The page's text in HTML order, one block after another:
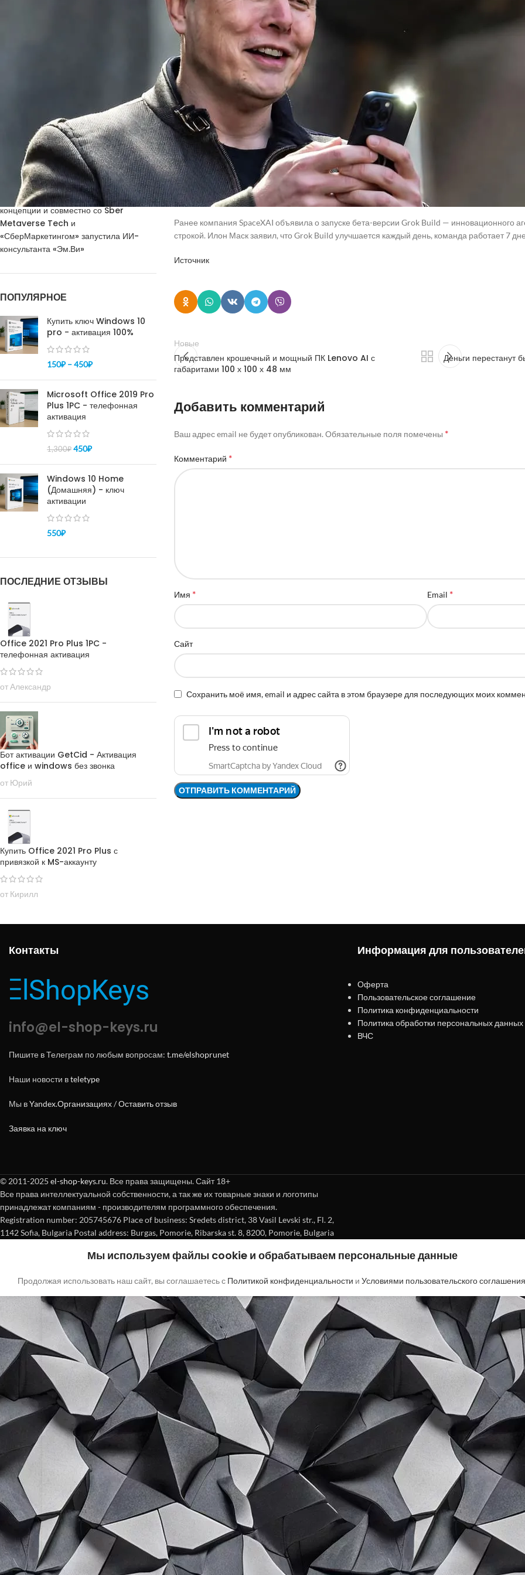
Недорогие
маршрутизаторы с поддержкой Wi-Fi 7:
TP-Link 7DR7270 и 7DR7290.
Севак записиНедорогие
маршрутизаторы с поддержкой Wi-Fi 7:
TP-Link 7DR7270 и 7DR7290.
Кириллк записи«М.Видео-
Эльдорадо» открыла магазин в новой
концепции и совместно со Sber
Metaverse Tech и
«СберМаркетингом» запустила ИИ-
консультанта «Эм.Ви»
ПОПУЛЯРНОЕ
Купить ключ Windows 10
pro - активация 100%
150₽ –450₽
Microsoft Office 2019 Pro
Plus 1PC - телефонная
активация
1,300₽ 450₽
Windows 10 Home
(Домашняя) - ключ
активации
550₽
ПОСЛЕДНИЕ ОТЗЫВЫ
Office 2021 Pro Plus 1PC -
телефонная активация
от Александр
Бот активации GetCid - Активация
office и windows без звонка
от Юрий
Купить Office 2021 Pro Plus с
привязкой к MS-аккаунту
от Кирилл
В новой версии напоминания о выходе из режима планирования больше не появляются
реализацию плана. Развернутые блоки мышления в Scrollback теперь остаются
агентом. Scrollback (или scrollback buffer) — это буфер в терминале, где сохраняется
команд), которая уже прокрутилась за пределы видимой области экрана.
Команда ` grokupdate` теперь не загружает один и тот же бинарный файл дважды, если
обновлений или проверок лидера.
Изображение
. Идентификаторы фоновых задач после `/compact` теперь
корректно ссылаться на них в последующих вызовах инструментов. Ввод `/` при активном
открывает выпадающее меню с косой чертой. Полный список изменений доступен по этой
Недавно мы писали, как пользователь попросил Grok Build сделать браузерную аркадную
интеллект самостоятельно написал код и сгенерировал через Grok Imagine
так далее.
Ранее компания SpaceXAI объявила о запуске бета-версии Grok Build — инновационного
строкой. Илон Маск заявил, что Grok Build улучшается каждый день, команда работает 7
Источник
Новые
Представлен крошечный и мощный ПК Lenovo AI с
габаритами 100 х 100 х 48 мм
Деньги перестанут
Добавить комментарий
Ваш адрес email не будет опубликован. Обязательные поля помечены *
Комментарий *
Имя * Email *
Сайт
Сохранить моё имя, email и адрес сайта в этом браузере для последующих моих
Контакты
info@el-shop-keys.ru
Пишите в Телеграм по любым вопросам: t.me/elshoprunet
Наши новости вteletype
Мы вYandex.Организациях/Оставить отзыв
Заявка на ключ
Информация для
Оферта
Пользовательское соглашение
Политика конфиденциальности
Политика обработки персональных данных
ВЧС
© 2011-2025 el-shop-keys.ru. Все права защищены. Сайт 18+
Все права интеллектуальной собственности, а так же их товарные знаки и логотипы
принадлежат компаниям - производителям программного обеспечения.
Registration number: 205745676 Place of business: Sredets district, 38 Vasil Levski str., Fl. 2,
1142 Sofia, Bulgaria Postal address: Burgas, Pomorie, Ribarska st. 8, 8200, Pomorie, Bulgaria
Мы используем файлы cookie и обрабатываем персональные данные
Продолжая использовать наш сайт, вы соглашаетесь с Политикой конфиденциальности и Условиями пользовательского соглашения